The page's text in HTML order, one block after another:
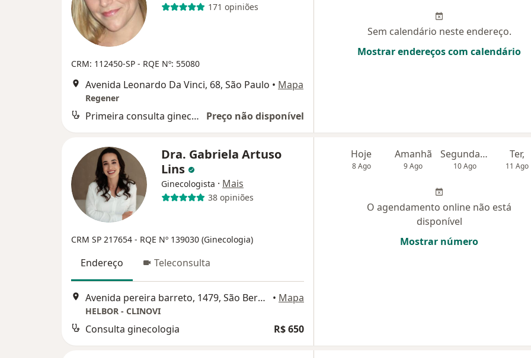
171 opiniões
CRM: 112450-SP - RQE Nº: 55080
Avenida Leonardo Da Vinci, 68, São Paulo • Mapa
Regener
Primeira consulta ginecologia e obstetrícia Preço não disponível
Sem calendário neste endereço.
Mostrar endereços com calendário
Dra. Gabriela Artuso
Lins
Ginecologista · Mais
38 opiniões
CRM SP 217654 - RQE Nº 139030 (Ginecologia)
Endereço Teleconsulta
Avenida pereira barreto, 1479, São Bernardo do Campo • Mapa
HELBOR - CLINOVI
Consulta ginecologia R$ 650
Hoje
8 Ago
Amanhã
9 Ago
Segunda-feira
10 Ago
Ter,
11 Ago
O agendamento online não está
disponível
Mostrar número